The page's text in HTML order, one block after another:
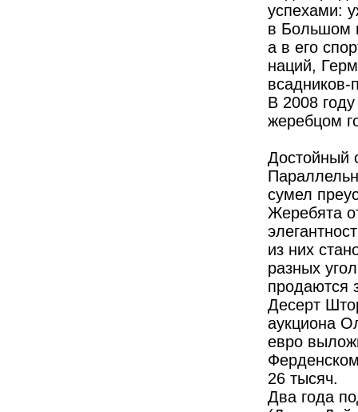
успехами:
в Большом
а в его
наций,
В 2008
жеребцом
Достойный
сумел
Жеребята
из них
разных
продаются
Десерт
аукциона
евро
26 тысяч.
Два года